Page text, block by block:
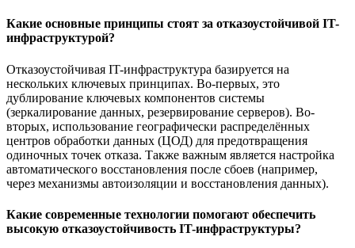
Какие основные принципы стоят за отказоустойчивой IT-
инфраструктурой?
Отказоустойчивая IT-инфраструктура базируется на
нескольких ключевых принципах. Во-первых, это
дублирование ключевых компонентов системы
(зеркалирование данных, резервирование серверов). Во-
вторых, использование географически распределённых
центров обработки данных (ЦОД) для предотвращения
одиночных точек отказа. Также важным является настройка
автоматического восстановления после сбоев (например,
через механизмы автоизоляции и восстановления данных).
Какие современные технологии помогают обеспечить
высокую отказоустойчивость IT-инфраструктуры?